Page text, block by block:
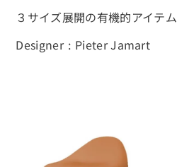
３サイズ展開の有機的アイテム
Designer
Pieter Jamart
Other